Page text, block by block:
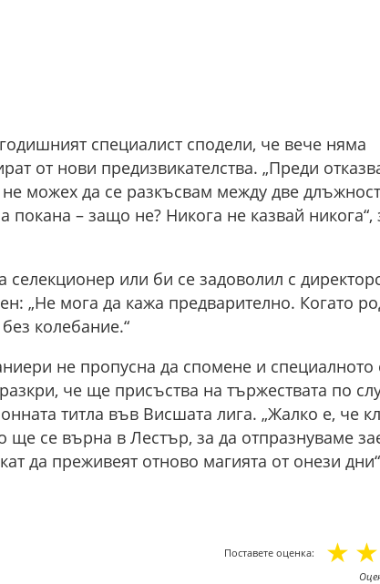
специалист сподели, че вече няма
от нови предизвикателства. „Преди
можех да се разкъсвам между две
– защо не? Никога не казвай никога“,
или би се задоволил с
„Не мога да кажа предварително. Когато
колебание.“
не пропусна да спомене и специалното
че ще присъства на тържествата по
титла във Висшата лига. „Жалко е, че
ще се върна в Лестър, за да отпразнуваме
да преживеят отново магията от онези
Поставете оценка: ☆
☆